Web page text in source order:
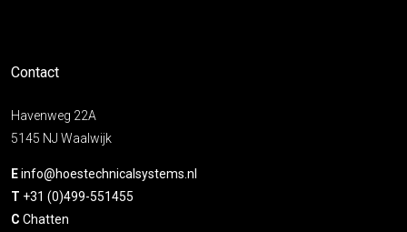
Contact
Havenweg 22A
5145 NJ Waalwijk
Einfo@hoestechnicalsystems.nl
T +31 (0)499-551455
C Chatten